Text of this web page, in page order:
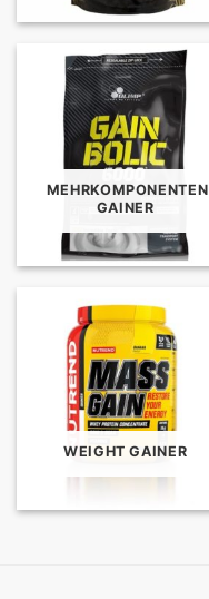
MEHRKOMPONENTEN
GAINER
WEIGHT GAINER